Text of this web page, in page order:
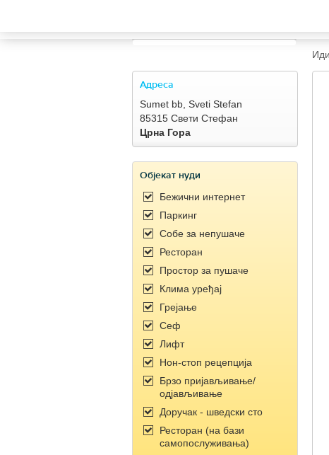
Адреса
Sumet bb, Sveti Stefan
85315 Свети Стефан
Црна Гора
Објекат нуди
Бежични интернет
Паркинг
Собe за непушаче
Ресторан
Простор за пушаче
Клима уређај
Грејање
Сеф
Лифт
Нон-стоп рецепција
Брзо пријављивање/
одјављивање
Доручак - шведски сто
Ресторан (на бази
самопослуживања)
Property management system